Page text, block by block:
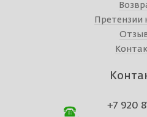
Претензии
+7 920